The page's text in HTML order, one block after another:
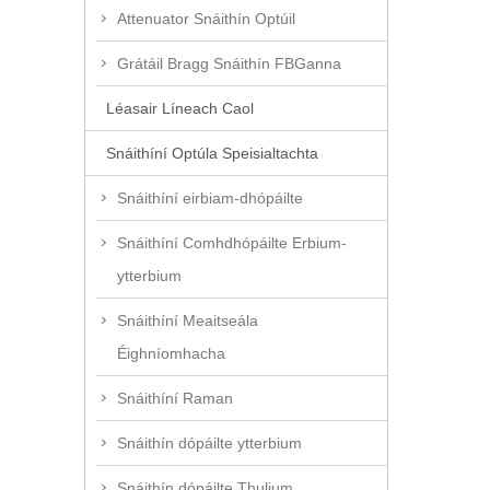
Attenuator Snáithín Optúil
Grátáil Bragg Snáithín FBGanna
Léasair Líneach Caol
Snáithíní Optúla Speisialtachta
Snáithíní eirbiam-dhópáilte
Snáithíní Comhdhópáilte Erbium-
ytterbium
Snáithíní Meaitseála
Éighníomhacha
Snáithíní Raman
Snáithín dópáilte ytterbium